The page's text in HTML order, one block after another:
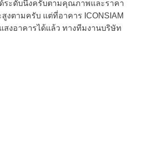
ระดับนึงครับตามคุณภาพและราคา
ตามครับ แต่ที่อาคาร ICONSIAM
สงอาคารได้แล้ว ทางทีมงานบริษัท